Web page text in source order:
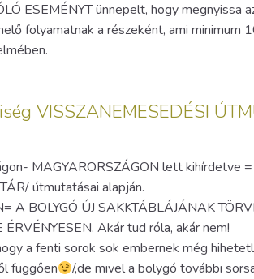
ESEMÉNYT ünnepelt, hogy megnyissa
folyamatnak a részeként, ami minimum
VISSZANEMESEDÉSI
MAGYARORSZÁGON lett kihírdetve =
útmutatásai alapján.
A BOLYGÓ ÚJ SAKKTÁBLÁJÁNAK
ÉRVÉNYESEN. Akár tud róla, akár nem!
a fenti sorok sok embernek még
függően
/,de mivel a bolygó további